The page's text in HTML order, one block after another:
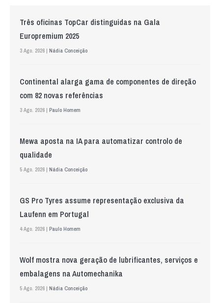
Três oficinas TopCar distinguidas na Gala
Europremium 2025
3 Ago. 2026 | Nádia Conceição
Continental alarga gama de componentes de direção
com 82 novas referências
3 Ago. 2026 | Paulo Homem
Mewa aposta na IA para automatizar controlo de
qualidade
5 Ago. 2026 | Nádia Conceição
GS Pro Tyres assume representação exclusiva da
Laufenn em Portugal
4 Ago. 2026 | Paulo Homem
Wolf mostra nova geração de lubrificantes, serviços e
embalagens na Automechanika
5 Ago. 2026 | Nádia Conceição